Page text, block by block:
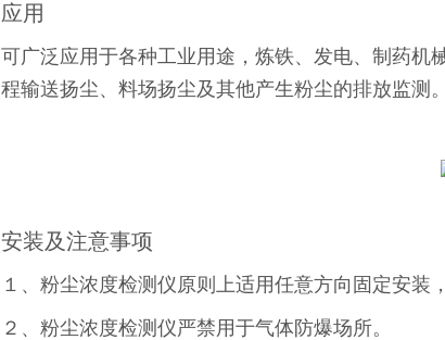
应用
可广泛应用于各种工业用途，炼铁、发电、制药机
程输送扬尘、料场扬尘及其他产生粉尘的排放监测。
安装及注意事项
１、粉尘浓度检测仪原则上适用任意方向固定安装
２、粉尘浓度检测仪严禁用于气体防爆场所。